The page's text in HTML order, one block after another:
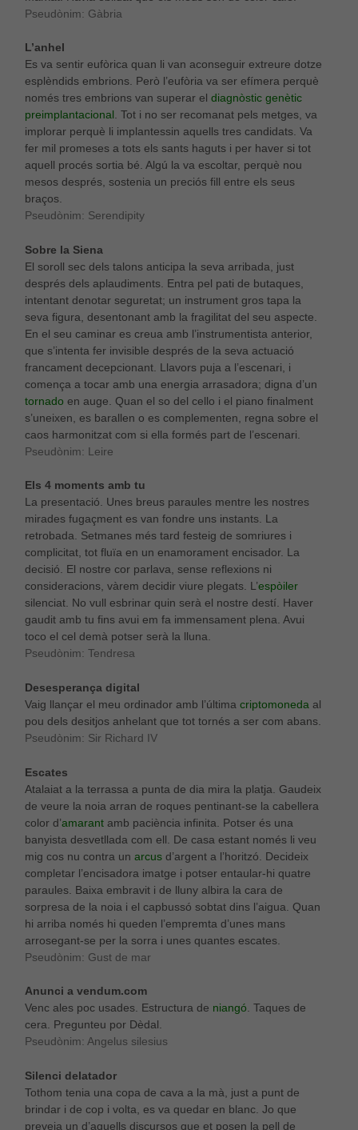
Pseudònim: Gàbria
L’anhel
Es va sentir eufòrica quan li van aconseguir extreure dotze
esplèndids embrions. Però l’eufòria va ser efímera perquè
només tres embrions van superar el diagnòstic genètic
preimplantacional. Tot i no ser recomanat pels metges, va
implorar perquè li implantessin aquells tres candidats. Va
fer mil promeses a tots els sants haguts i per haver si tot
aquell procés sortia bé. Algú la va escoltar, perquè nou
mesos després, sostenia un preciós fill entre els seus
braços.
Pseudònim: Serendipity
Sobre la Siena
El soroll sec dels talons anticipa la seva arribada, just
després dels aplaudiments. Entra pel pati de butaques,
intentant denotar seguretat; un instrument gros tapa la
seva figura, desentonant amb la fragilitat del seu aspecte.
En el seu caminar es creua amb l’instrumentista anterior,
que s’intenta fer invisible després de la seva actuació
francament decepcionant. Llavors puja a l’escenari, i
comença a tocar amb una energia arrasadora; digna d’un
tornado en auge. Quan el so del cello i el piano finalment
s’uneixen, es barallen o es complementen, regna sobre el
caos harmonitzat com si ella formés part de l’escenari.
Pseudònim: Leire
Els 4 moments amb tu
La presentació. Unes breus paraules mentre les nostres
mirades fugaçment es van fondre uns instants. La
retrobada. Setmanes més tard festeig de somriures i
complicitat, tot fluïa en un enamorament encisador. La
decisió. El nostre cor parlava, sense reflexions ni
consideracions, vàrem decidir viure plegats. L’espòiler
silenciat. No vull esbrinar quin serà el nostre destí. Haver
gaudit amb tu fins avui em fa immensament plena. Avui
toco el cel demà potser serà la lluna.
Pseudònim: Tendresa
Desesperança digital
Vaig llançar el meu ordinador amb l’última criptomoneda al
pou dels desitjos anhelant que tot tornés a ser com abans.
Pseudònim: Sir Richard IV
Escates
Atalaiat a la terrassa a punta de dia mira la platja. Gaudeix
de veure la noia arran de roques pentinant-se la cabellera
color d’amarantamb paciència infinita. Potser és una
banyista desvetllada com ell. De casa estant només li veu
mig cos nu contra un arcusd’argent a l’horitzó. Decideix
completar l’encisadora imatge i potser entaular-hi quatre
paraules. Baixa embravit i de lluny albira la cara de
sorpresa de la noia i el capbussó sobtat dins l’aigua. Quan
hi arriba només hi queden l’empremta d’unes mans
arrosegant-se per la sorra i unes quantes escates.
Pseudònim: Gust de mar
Anunci a vendum.com
Venc ales poc usades. Estructura de niangó. Taques de
cera. Pregunteu por Dèdal.
Pseudònim: Angelus silesius
Silenci delatador
Tothom tenia una copa de cava a la mà, just a punt de
brindar i de cop i volta, es va quedar en blanc. Jo que
preveia un d’aquells discursos que et posen la pell de